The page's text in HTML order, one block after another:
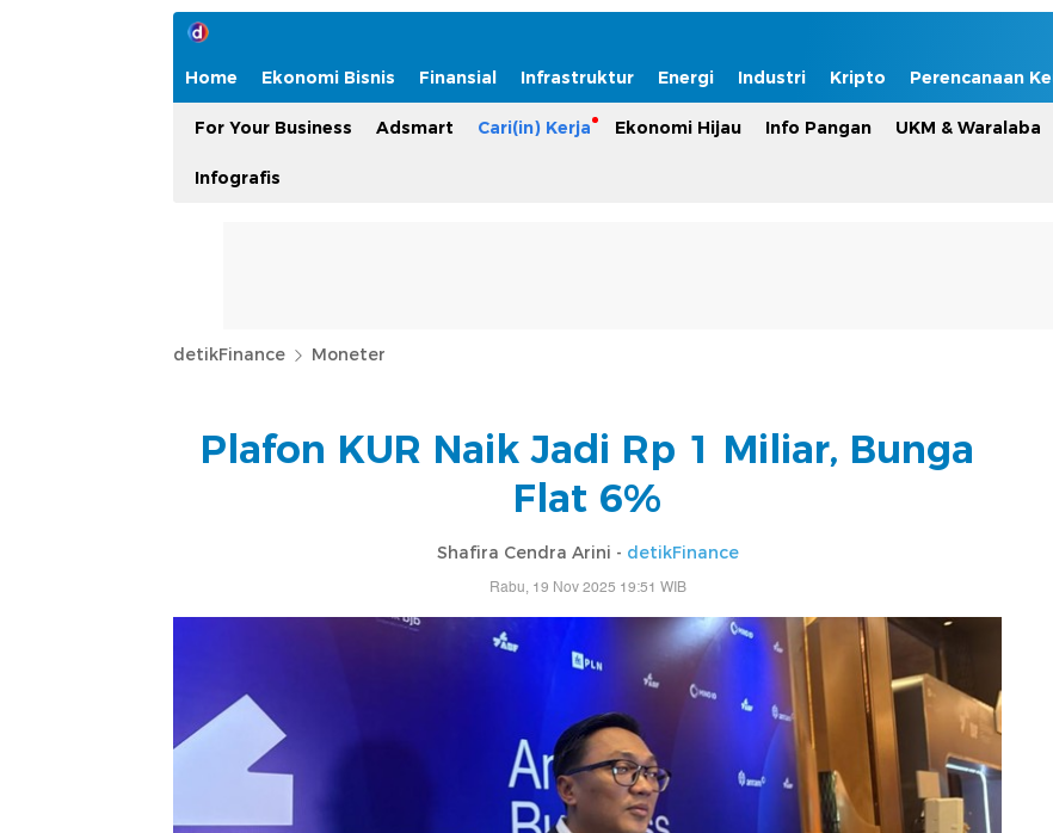
Home Ekonomi Bisnis Finansial Infrastruktur Energi Industri Kripto Perencanaan
For Your Business Adsmart Cari(in) Kerja Ekonomi Hijau Info Pangan UKM & Waralaba
Infografis
detikFinance Moneter
Plafon KUR Naik Jadi Rp 1 Miliar, Bunga
Flat 6%
Shafira Cendra Arini - detikFinance
Rabu, 19 Nov 2025 19:51 WIB